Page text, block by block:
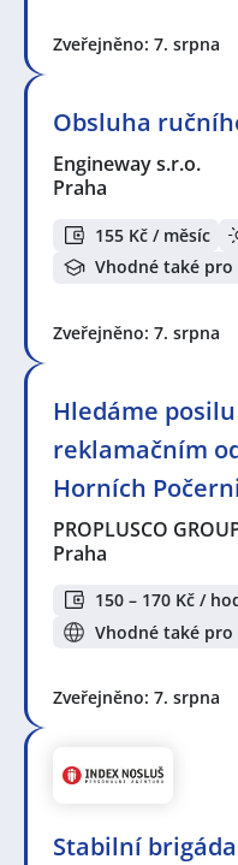
Zveřejněno: 7. srpna
Obsluha
Engineway s.r.o.
Praha
155 Kč / měsíc
Vhodné také
Zveřejněno: 7. srpna
Hledáme
reklamačním
Horních
PROPLUSCO
Praha
150 – 170 Kč /
Vhodné také pro
Zveřejněno: 7. srpna
Stabilní